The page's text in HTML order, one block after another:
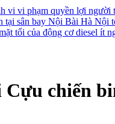
vi vi phạm quyền lợi người
tại sân bay Nội Bài Hà Nội
tối của động cơ diesel ít
chiến